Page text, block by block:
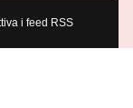
i feed RSS